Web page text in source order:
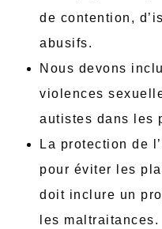
de contention,
abusifs.
Nous devons
violences
autistes dans les
La protection de
pour éviter les
doit inclure un
les maltraitances.